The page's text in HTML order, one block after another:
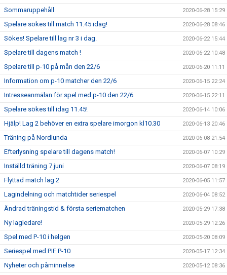
Sommaruppehåll 2020-06-28 15:29
Spelare sökes till match 11.45 idag! 2020-06-28 08:46
Sökes! Spelare till lag nr 3 i dag. 2020-06-22 15:44
Spelare till dagens match ! 2020-06-22 10:48
Spelare till p-10 på mån den 22/6 2020-06-20 11:11
Information om p-10 matcher den 22/6 2020-06-15 22:24
Intresseanmälan för spel med p-10 den 22/6 2020-06-15 22:11
Spelare sökes till idag 11.45! 2020-06-14 10:06
Hjälp! Lag 2 behöver en extra spelare imorgon kl10.30 2020-06-13 20:46
Träning på Nordlunda 2020-06-08 21:54
Efterlysning spelare till dagens match! 2020-06-07 10:29
Inställd träning 7 juni 2020-06-07 08:19
Flyttad match lag 2 2020-06-05 11:57
Lagindelning och matchtider seriespel 2020-06-04 08:52
Ändrad träningstid & första seriematchen 2020-05-29 17:38
Ny lagledare! 2020-05-29 12:26
Spel med P-10 i helgen 2020-05-20 08:09
Seriespel med PIF P-10 2020-05-17 12:34
Nyheter och påminnelse 2020-05-12 08:36